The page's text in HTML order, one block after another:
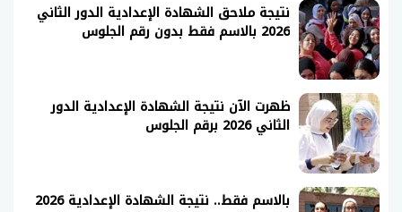
نتيجة ملاحق الشهادة الإعدادية الدور الثاني
2026 بالاسم فقط بدون رقم الجلوس
ظهرت الآن نتيجة الشهادة الإعدادية الدور
الثاني 2026 برقم الجلوس
بالاسم فقط.. نتيجة الشهادة الإعدادية 2026